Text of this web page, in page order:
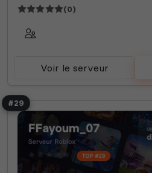
(0)
Voir le serveur
#29